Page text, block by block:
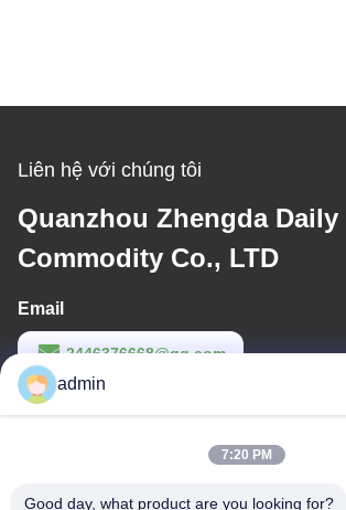
Liên hệ với chúng tôi
Quanzhou Zhengda Daily
Commodity Co., LTD
Email
2446376668@qq.com
Thời gian làm việc
admin
7:20 PM
Good day, what product are you looking for?